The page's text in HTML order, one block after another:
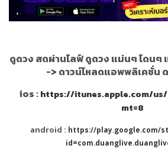
ดูดวง สดผ่านไลฟ์ ดูดวง แม่นๆ โดน
-> ดาวน์โหลดแอพพลิเคชั่น
ios :https://itunes.apple.com/us/
mt=8
android : https://play.google.com/